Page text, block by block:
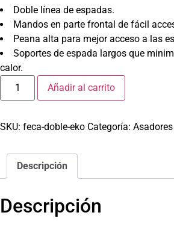
Doble línea de espadas.
Mandos en parte frontal de fácil
Peana alta para mejor acceso a las
Soportes de espada largos que
calor.
Añadir al carrito
SKU: feca-doble-eko Categoría:
Descripción
Descripción